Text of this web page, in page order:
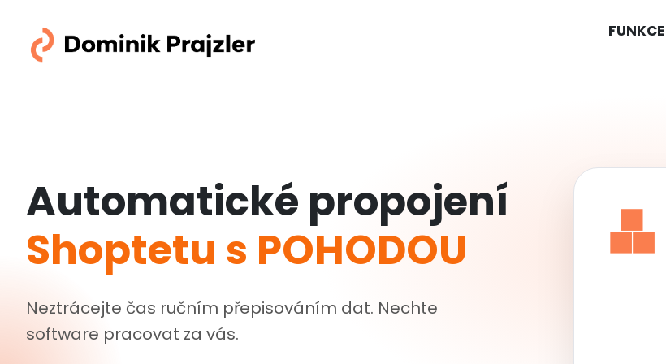
content
FUNKCE
Automatické propojení
Shoptetu s POHODOU
Neztrácejte čas ručním přepisováním dat. Nechte
software pracovat za vás.